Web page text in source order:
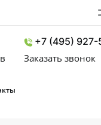
+7 (495) 927-
Заказать звонок